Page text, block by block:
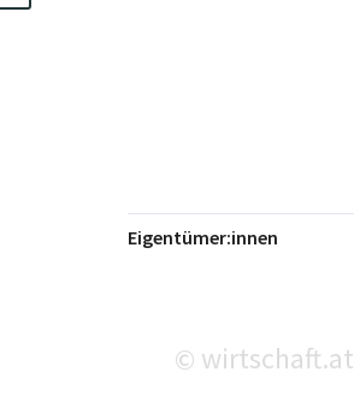
Eigentümer:innen
© wirtschaft.at